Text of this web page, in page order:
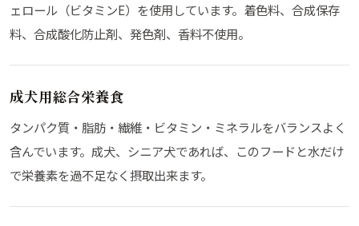
ェロール（ビタミンE）を使用しています。着色料、合成保存
料、合成酸化防止剤、発色剤、香料不使用。
成犬用総合栄養食
タンパク質・脂肪・繊維・ビタミン・ミネラルをバランスよく
含んでいます。成犬、シニア犬であれば、このフードと水だけ
で栄養素を過不足なく摂取出来ます。